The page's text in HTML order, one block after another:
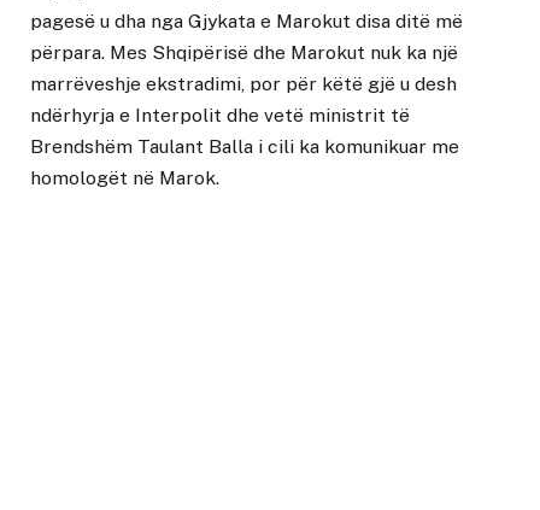
pagesë u dha nga Gjykata e Marokut disa ditë më
përpara. Mes Shqipërisë dhe Marokut nuk ka një
marrëveshje ekstradimi, por për këtë gjë u desh
ndërhyrja e Interpolit dhe vetë ministrit të
Brendshëm Taulant Balla i cili ka komunikuar me
homologët në Marok.